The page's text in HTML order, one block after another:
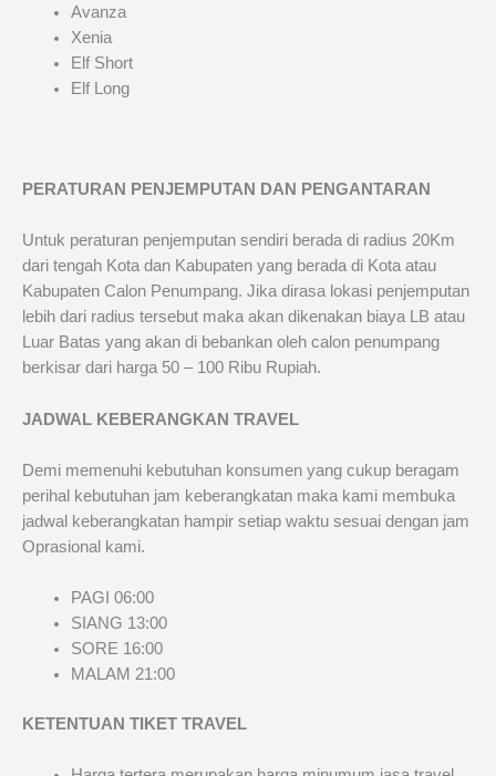
Avanza
Xenia
Elf Short
Elf Long
PERATURAN PENJEMPUTAN DAN PENGANTARAN
Untuk peraturan penjemputan sendiri berada di radius 20Km
dari tengah Kota dan Kabupaten yang berada di Kota atau
Kabupaten Calon Penumpang. Jika dirasa lokasi penjemputan
lebih dari radius tersebut maka akan dikenakan biaya LB atau
Luar Batas yang akan di bebankan oleh calon penumpang
berkisar dari harga 50 – 100 Ribu Rupiah.
JADWAL KEBERANGKAN TRAVEL
Demi memenuhi kebutuhan konsumen yang cukup beragam
perihal kebutuhan jam keberangkatan maka kami membuka
jadwal keberangkatan hampir setiap waktu sesuai dengan jam
Oprasional kami.
PAGI 06:00
SIANG 13:00
SORE 16:00
MALAM 21:00
KETENTUAN TIKET TRAVEL